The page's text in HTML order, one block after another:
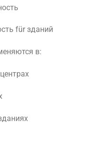
für зданий
в:
центрах